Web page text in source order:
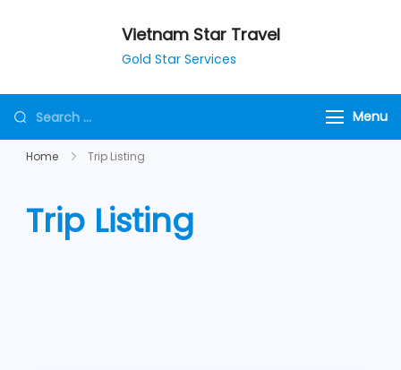
Vietnam Star Travel
Gold Star Services
Menu
Home Trip Listing
Trip Listing